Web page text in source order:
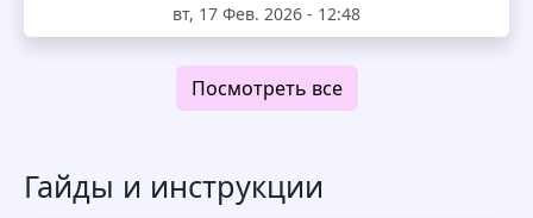
вт, 17 Фев. 2026 - 12:48
Посмотреть все
Гайды и инструкции